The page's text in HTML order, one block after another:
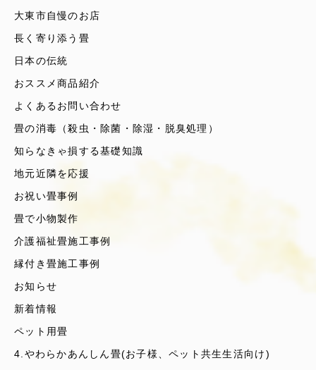
大東市自慢のお店
長く寄り添う畳
日本の伝統
おススメ商品紹介
よくあるお問い合わせ
畳の消毒（殺虫・除菌・除湿・脱臭処理）
知らなきゃ損する基礎知識
地元近隣を応援
お祝い畳事例
畳で小物製作
介護福祉畳施工事例
縁付き畳施工事例
お知らせ
新着情報
ペット用畳
4.やわらかあんしん畳(お子様、ペット共生生活向け)